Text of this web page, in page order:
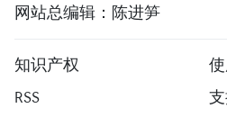
网站总编辑：陈进笋
知识产权
RSS